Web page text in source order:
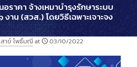
อราคา จ้างเหมาบำรุงรักษาระบบ
าน (สวส.) โดยวิธีเฉพาะเจาะจง
าข์ โพธิ์มณี at 03/10/2022